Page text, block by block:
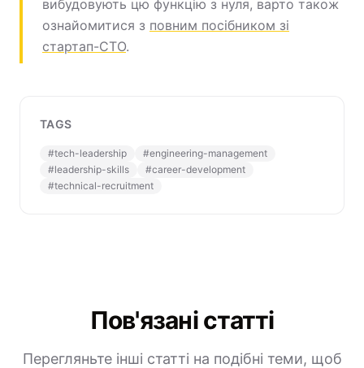
вибудовують цю функцію з нуля, варто також
ознайомитися з повним посібником зі
стартап-CTO.
TAGS
#tech-leadership #engineering-management
#leadership-skills #career-development
#technical-recruitment
Пов'язані статті
Перегляньте інші статті на подібні теми, щоб